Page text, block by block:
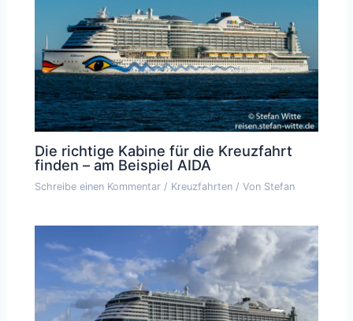
Die richtige Kabine für die Kreuzfahrt
finden – am Beispiel AIDA
Schreibe einen Kommentar / Kreuzfahrten / Von Stefan